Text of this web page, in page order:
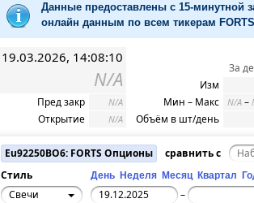
Данные предоставлены с 15-минутной
онлайн данным по всем тикерам
19.03.2026, 14:08:10
N/A
Пред закр N/A
Открытие N/A
За
Изм
Мин – Макс
N/A –
Объём в шт/день
Eu92250BO6: FORTS Опционы
сравнить с
Стиль
День Неделя Месяц Квартал
Свечи –